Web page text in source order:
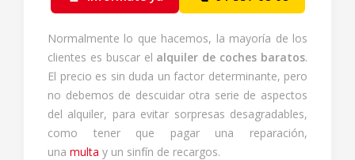
Normalmente lo que hacemos, la mayoría de los
clientes es buscar el alquiler de coches baratos.
El precio es sin duda un factor determinante, pero
no debemos de descuidar otra serie de aspectos
del alquiler, para evitar sorpresas desagradables,
como tener que pagar una reparación,
una multa y un sinfín de recargos.